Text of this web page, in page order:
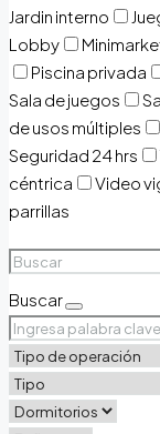
Jardin interno
Lobby
Piscina privada
Sala de juegos
de usos múltiples
Seguridad 24 hrs
céntrica
Video
parrillas
Buscar